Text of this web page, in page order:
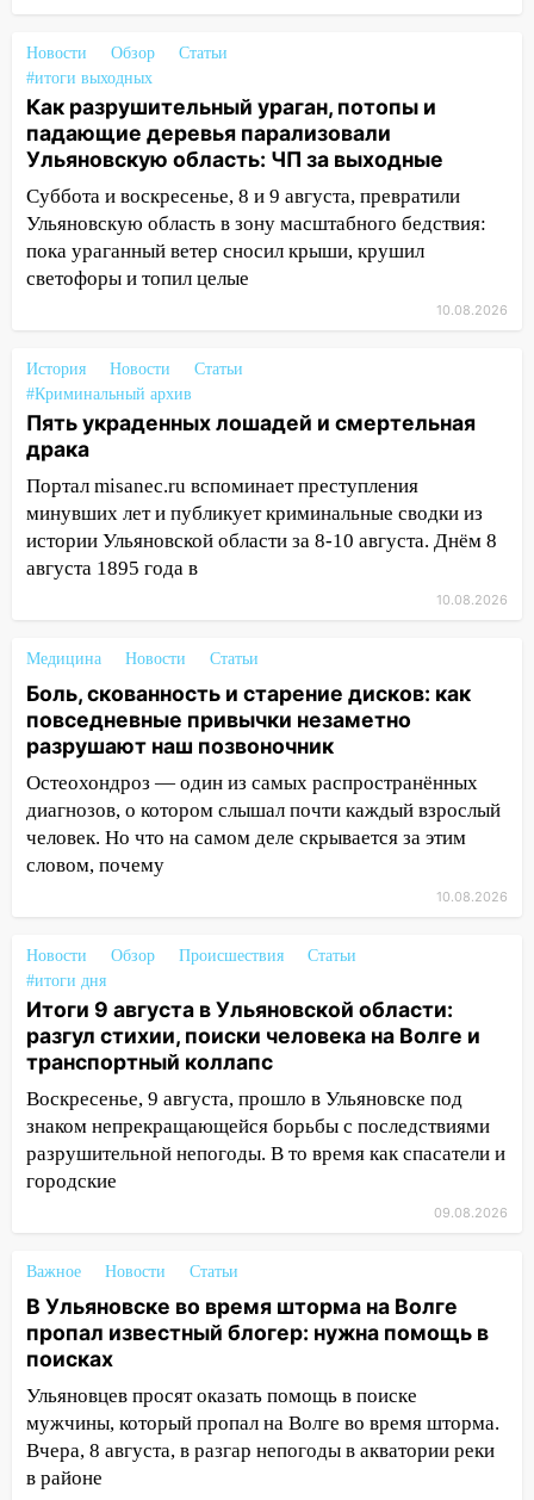
парализовали Ульяновскую область: ЧП
за выходные
05:50 Пять украденных лошадей и
смертельная драка
05:00
Боль, скованность и старение
дисков: как повседневные привычки
незаметно разрушают наш позвоночник
03:00 День скрытых ловушек и
внезапных подарков судьбы: гороскоп
09.08.2026
21:58 В Ульяновске около «нового»
моста утопили автомобиль «Вольво»
20:20
Итоги 9 августа в Ульяновской
области: разгул стихии, поиски
человека на Волге и транспортный
коллапс
Из-за ураганного ветра упали
18:00
Пепелище на Балтийской: в
Заволжье ульяновские спасатели
ликвидировали крупный пожар
17:15
Ульяновской области
16:00 В Ульяновске во время шторма на
Волге пропал известный блогер: нужна
в Новом городе
15:12 В Ульяновске выгорела кухня в
многоэтажке
14:18 Гинеколог рассказала о том, с
какими сложностями сталкиваются
молодые мамы
13:02 Соцсети: на улице Розы
Люксембург дерево упало на
13:00
«Благоприятный период для
новых начинаний: гороскоп для всех
знаков зодиака на неделю с 10 по 16
августа
13:00 На проспекте Тюленева в
Ульяновске образовалось «море»
12:57 В Ульяновской области ожидается
крупный град
Новости Обзор
Статьи
#итоги выходных
Как разрушительный ураган, потопы и
падающие деревья парализовали
Ульяновскую область: ЧП за выходные
Суббота и воскресенье, 8 и 9 августа, превратили
Ульяновскую область в зону масштабного бедствия:
пока ураганный ветер сносил крыши, крушил
светофоры и топил целые
10.08.2026
История Новости
Статьи
#Криминальный архив
Пять украденных лошадей и смертельная
драка
Портал misanec.ru вспоминает преступления
минувших лет и публикует криминальные сводки из
истории Ульяновской области за 8-10 августа. Днём 8
августа 1895 года в
10.08.2026
Медицина Новости Статьи
Боль, скованность и старение дисков: как
повседневные привычки незаметно
разрушают наш позвоночник
Остеохондроз — один из самых распространённых
диагнозов, о котором слышал почти каждый взрослый
человек. Но что на самом деле скрывается за этим
словом, почему
10.08.2026
Новости Обзор Происшествия
Статьи
#итоги дня
Итоги 9 августа в Ульяновской области:
разгул стихии, поиски человека на Волге и
транспортный коллапс
Воскресенье, 9 августа, прошло в Ульяновске под
знаком непрекращающейся борьбы с последствиями
разрушительной непогоды. В то время как спасатели и
городские
09.08.2026
Важное Новости Статьи
В Ульяновске во время шторма на Волге
пропал известный блогер: нужна помощь в
поисках
Ульяновцев просят оказать помощь в поиске
мужчины, который пропал на Волге во время шторма.
Вчера, 8 августа, в разгар непогоды в акватории реки
в районе